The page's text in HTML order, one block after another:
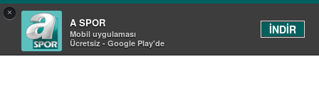
×
A SPOR
Mobil uygulaması
Ücretsiz - Google Play'de
İNDİR